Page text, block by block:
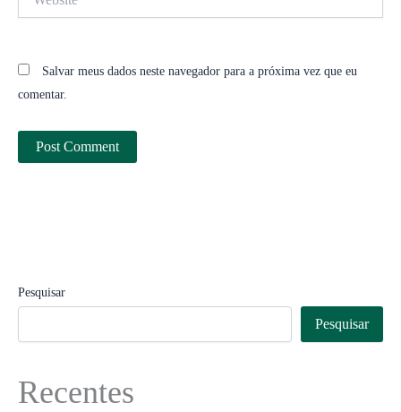
Salvar meus dados neste navegador para a próxima vez que eu
comentar.
Pesquisar
Pesquisar
Recentes